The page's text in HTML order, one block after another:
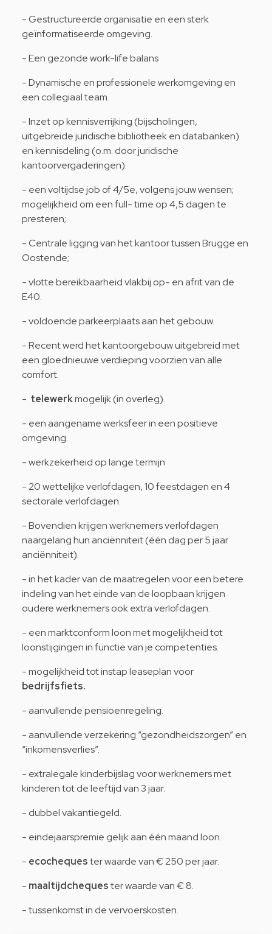
- Gestructureerde organisatie en een sterk
geïnformatiseerde omgeving.
- Een gezonde work-life balans
- Dynamische en professionele werkomgeving en
een collegiaal team.
- Inzet op kennisverrijking (bijscholingen,
uitgebreide juridische bibliotheek en databanken)
en kennisdeling (o.m. door juridische
kantoorvergaderingen).
- een voltijdse job of 4/5e, volgens jouw wensen;
mogelijkheid om een full- time op 4,5 dagen te
presteren;
- Centrale ligging van het kantoor tussen Brugge en
Oostende;
- vlotte bereikbaarheid vlakbij op- en afrit van de
E40.
- voldoende parkeerplaats aan het gebouw.
- Recent werd het kantoorgebouw uitgebreid met
een gloednieuwe verdieping voorzien van alle
comfort.
- telewerkmogelijk (in overleg).
- een aangename werksfeer in een positieve
omgeving.
- werkzekerheid op lange termijn
- 20 wettelijke verlofdagen, 10 feestdagen en 4
sectorale verlofdagen.
- Bovendien krijgen werknemers verlofdagen
naargelang hun anciënniteit (één dag per 5 jaar
anciënniteit).
- in het kader van de maatregelen voor een betere
indeling van het einde van de loopbaan krijgen
oudere werknemers ook extra verlofdagen.
- een marktconform loon met mogelijkheid tot
loonstijgingen in functie van je competenties.
- mogelijkheid tot instap leaseplan voor
bedrijfsfiets.
- aanvullende pensioenregeling.
- aanvullende verzekering “gezondheidszorgen” en
“inkomensverlies”.
- extralegale kinderbijslag voor werknemers met
kinderen tot de leeftijd van 3 jaar.
- dubbel vakantiegeld.
- eindejaarspremie gelijk aan één maand loon.
- ecochequester waarde van € 250 per jaar.
- maaltijdchequester waarde van € 8.
- tussenkomst in de vervoerskosten.